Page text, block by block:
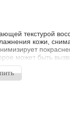
текстурой
кожи,
может быть
нейтрализует
процесс,
Поддерживает